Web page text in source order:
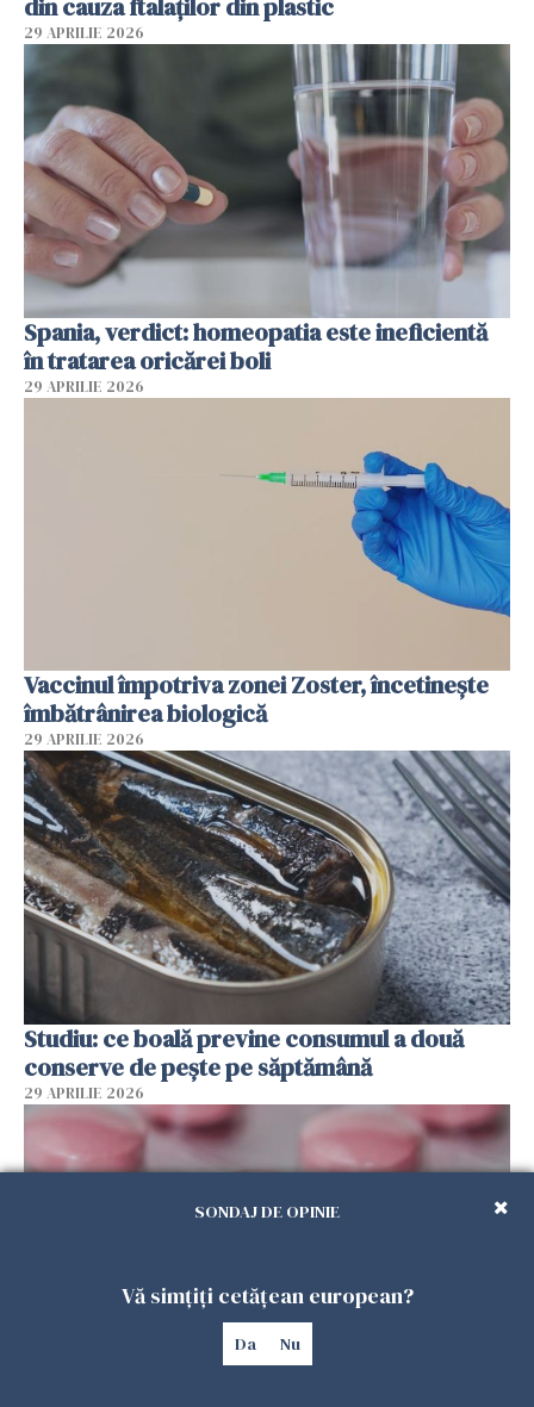
din cauza ftalaților din plastic
29 APRILIE 2026
Spania, verdict: homeopatia este ineficientă
în tratarea oricărei boli
29 APRILIE 2026
Vaccinul împotriva zonei Zoster, încetinește
îmbătrânirea biologică
29 APRILIE 2026
Studiu: ce boală previne consumul a două
conserve de pește pe săptămână
29 APRILIE 2026
SONDAJ DE OPINIE
Vă simțiți cetățean european?
Da Nu